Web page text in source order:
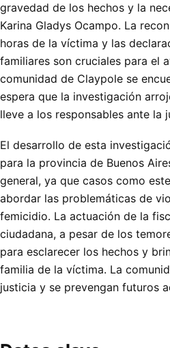
gravedad de los hechos y la
Karina Gladys Ocampo. La
horas de la víctima y las
familiares son cruciales para el
comunidad de Claypole se
espera que la investigación
lleve a los responsables ante la
El desarrollo de esta
para la provincia de Buenos
general, ya que casos como
abordar las problemáticas de
femicidio. La actuación de la
ciudadana, a pesar de los
para esclarecer los hechos y
familia de la víctima. La
justicia y se prevengan futuros